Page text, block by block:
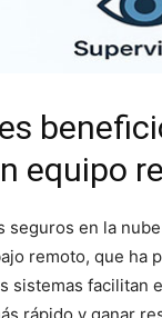
equipo
seguros en la
remoto, que ha
sistemas facilitan